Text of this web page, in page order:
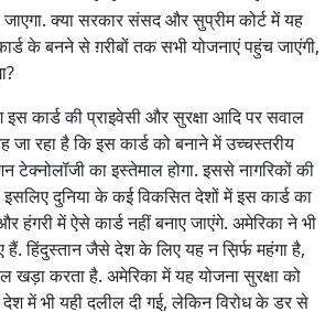
क्या सरकार संसद और सुप्रीम कोर्ट में यह
के बनने से ग़रीबों तक सभी योजनाएं पहुंच जाएंगी,
कार्ड की प्राइवेसी और सुरक्षा आदि पर सवाल
जा रहा है कि इस कार्ड को बनाने में उच्चस्तरीय
टेक्नोलॉजी का इस्तेमाल होगा. इससे नागरिकों की
इसलिए दुनिया के कई विकसित देशों में इस कार्ड का
और हंगरी में ऐसे कार्ड नहीं बनाए जाएंगे. अमेरिका ने भी
हिंदुस्तान जैसे देश के लिए यह न स़िर्फ महंगा है,
खड़ा करता है. अमेरिका में यह योजना सुरक्षा को
में भी यही दलील दी गई, लेकिन विरोध के डर से